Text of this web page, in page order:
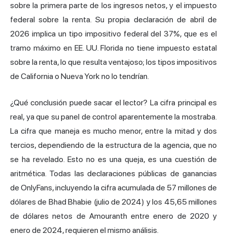
sobre la primera parte de los ingresos netos, y el impuesto
federal sobre la renta. Su propia declaración de abril de
2026 implica un tipo impositivo federal del 37%, que es el
tramo máximo en EE. UU. Florida no tiene impuesto estatal
sobre la renta, lo que resulta ventajoso; los tipos impositivos
de California o Nueva York no lo tendrían.
¿Qué conclusión puede sacar el lector? La cifra principal es
real, ya que su panel de control aparentemente la mostraba.
La cifra que maneja es mucho menor, entre la mitad y dos
tercios, dependiendo de la estructura de la agencia, que no
se ha revelado. Esto no es una queja, es una cuestión de
aritmética. Todas las declaraciones públicas de ganancias
de OnlyFans, incluyendo la cifra acumulada de 57 millones de
dólares de Bhad Bhabie (julio de 2024) y los 45,65 millones
de dólares netos de Amouranth entre enero de 2020 y
enero de 2024, requieren el mismo análisis.